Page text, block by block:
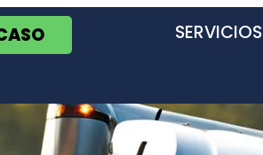
SERVICIOS